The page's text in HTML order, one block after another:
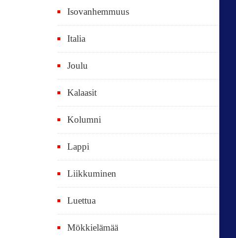
e
t
,
i
k
i
p
ä
ä
Isovanhemmuus
Italia
Joulu
Kalaasit
Kolumni
Lappi
Liikkuminen
Luettua
Mökkielämää